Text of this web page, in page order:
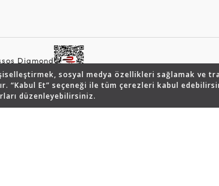
sosyal medya özellikleri sağlamak ve
“Kabul Et” seçeneği ile tüm çerezleri kabul
düzenleyebilirsiniz.
Diamond